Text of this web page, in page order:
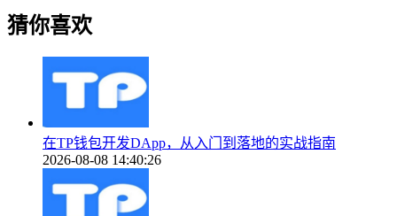
猜你喜欢
在TP钱包开发DApp，从入门到落地的实战指南
2026-08-08 14:40:26